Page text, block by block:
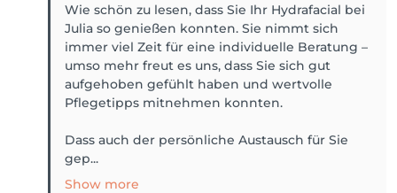
Wie schön zu lesen, dass Sie Ihr Hydrafacial bei
Julia so genießen konnten. Sie nimmt sich
immer viel Zeit für eine individuelle Beratung –
umso mehr freut es uns, dass Sie sich gut
aufgehoben gefühlt haben und wertvolle
Pflegetipps mitnehmen konnten.
Dass auch der persönliche Austausch für Sie
gep...
Show more